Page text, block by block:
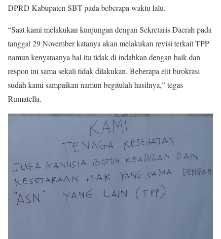
DPRD Kabupaten SBT pada beberapa waktu lalu.
“Saat kami melakukan kunjungan dengan Sekretaris Daerah pada
tanggal 29 November katanya akan melakukan revisi terkait TPP
namun kenyataanya hal itu tidak di indahkan dengan baik dan
respon ini sama sekali tidak dilakukan. Beberapa elit birokrasi
sudah kami sampaikan namun begitulah hasilnya,” tegas
Rumatella.